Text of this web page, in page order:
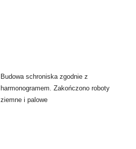
Budowa schroniska zgodnie z
harmonogramem. Zakończono roboty
ziemne i palowe